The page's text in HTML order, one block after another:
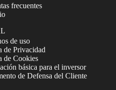
frecuentes
de uso
de Privacidad
de Cookies
básica para el inversor
de Defensa del Cliente